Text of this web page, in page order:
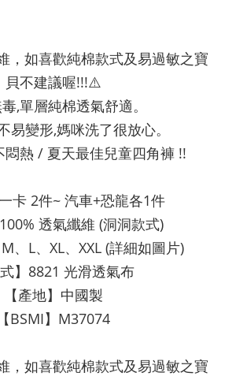
，如喜歡純棉款式及易過敏之寶
貝不建議喔!!!⚠️
,單層純棉透氣舒適。
易變形,媽咪洗了很放心。
悶熱 / 夏天最佳兒童四角褲 !!
一卡 2件~ 汽車+恐龍各1件
100% 透氣纖維 (洞洞款式)
M、L、XL、XXL (詳細如圖片)
式】8821 光滑透氣布
【產地】中國製
【BSMI】M37074
，如喜歡純棉款式及易過敏之寶